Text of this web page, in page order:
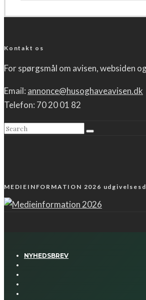
Kontakt os
For spørgsmål om avisen, websiden
Email: annonce@husoghaveavisen.dk
Telefon: 70 20 01 82
MEDIEINFORMATION 2026
NYHEDSBREV